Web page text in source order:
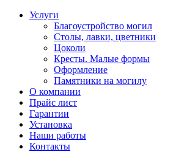
Услуги
Благоустройство могил
Столы, лавки, цветники
Цоколи
Кресты. Малые формы
Оформление
Памятники на могилу
О компании
Прайс лист
Гарантии
Установка
Наши работы
Контакты